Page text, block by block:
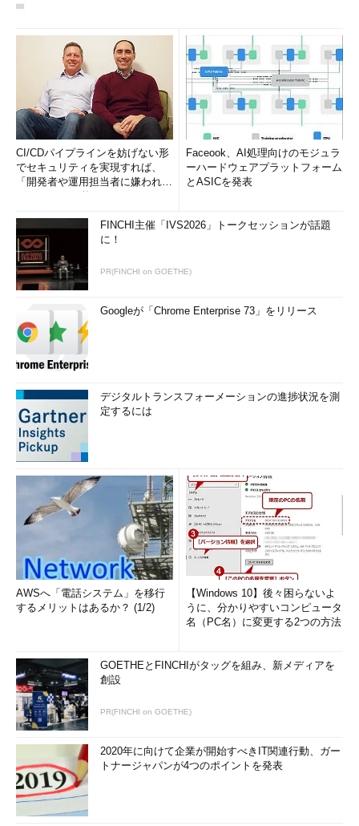
CI/CDパイプラインを妨げない形
でセキュリティを実現すれば、
「開発者や運用担当者に嫌われな
Faceook、AI処理向けのモジュラ
ーハードウェアプラットフォーム
とASICを発表
FINCHI主催「IVS2026」トークセッションが話題
に！
PR(FINCHI on GOETHE)
Googleが「Chrome Enterprise 73」をリリース
デジタルトランスフォーメーションの進捗状況を測
定するには
AWSへ「電話システム」を移行
するメリットはあるか？ (1/2)
【Windows 10】後々困らないよ
うに、分かりやすいコンピュータ
名（PC名）に変更する2つの方法
GOETHEとFINCHIがタッグを組み、新メディアを
創設
PR(FINCHI on GOETHE)
2020年に向けて企業が開始すべきIT関連行動、ガー
トナージャパンが4つのポイントを発表